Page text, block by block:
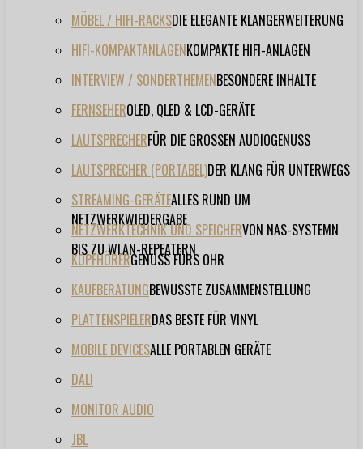
MÖBEL / HIFI-RACKSDIE ELEGANTE KLANGERWEITERUNG
HIFI-KOMPAKTANLAGENKOMPAKTE HIFI-ANLAGEN
INTERVIEW / SONDERTHEMENBESONDERE INHALTE
FERNSEHEROLED, QLED & LCD-GERÄTE
LAUTSPRECHERFÜR DIE GROSSEN AUDIOGENUSS
LAUTSPRECHER (PORTABEL)DER KLANG FÜR UNTERWEGS
STREAMING-GERÄTEALLES RUND UM
NETZWERKWIEDERGABE
NETZWERKTECHNIK UND SPEICHERVON NAS-SYSTEMN
BIS ZU WLAN-REPEATERN
KOPFHÖRERGENUSS FÜRS OHR
KAUFBERATUNGBEWUSSTE ZUSAMMENSTELLUNG
PLATTENSPIELERDAS BESTE FÜR VINYL
MOBILE DEVICESALLE PORTABLEN GERÄTE
DALI
MONITOR AUDIO
JBL